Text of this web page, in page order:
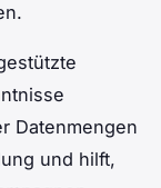
Datenmengen
und hilft,